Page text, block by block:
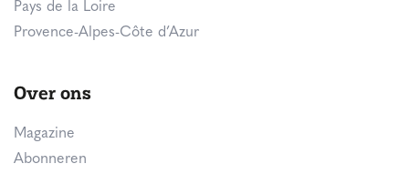
Pays de la Loire
Provence-Alpes-Côte d’Azur
Over ons
Magazine
Abonneren